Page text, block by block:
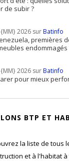
de subir ?
2026 surBatinfo
premières
2026 surBatinfo
pour mieux
BTP ET
la liste de tous
et à l'habitat à